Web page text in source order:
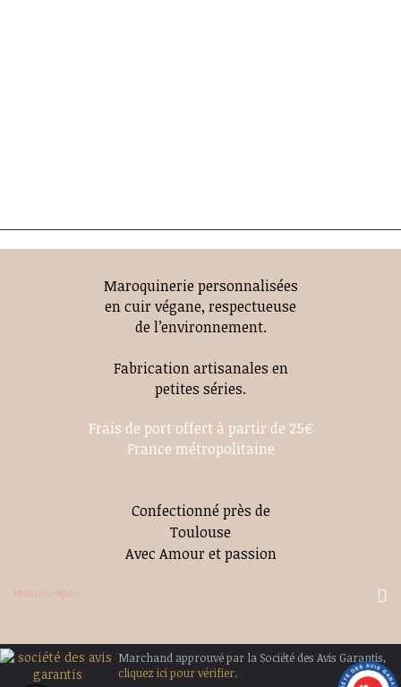
Maroquinerie personnalisées
en cuir végane, respectueuse
de l’environnement.
Fabrication artisanales en
petites séries.
Frais de port offert à partir de 25€
France métropolitaine
Confectionné près de
Toulouse
Avec Amour et passion
Mentions légales
Marchand approuvé par la Société des Avis Garantis,
cliquez ici pour vérifier.